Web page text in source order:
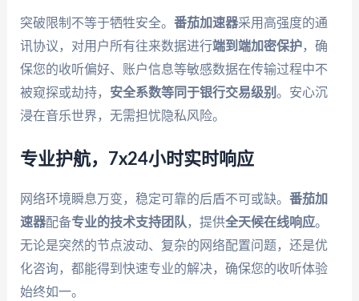
突破限制不等于牺牲安全。 番茄加速器采用高强度的通
讯协议，对用户所有往来数据进行端到端加密保护，确
保您的收听偏好、账户信息等敏感数据在传输过程中不
被窥探或劫持， 安全系数等同于银行交易级别 。安心沉
浸在音乐世界，无需担忧隐私风险。
专业护航，7x24小时实时响应
网络环境瞬息万变，稳定可靠的后盾不可或缺。 番茄加
速器配备专业的技术支持团队 ，提供全天候在线响应。
无论是突然的节点波动、复杂的网络配置问题，还是优
化咨询，都能得到快速专业的解决，确保您的收听体验
始终如一。